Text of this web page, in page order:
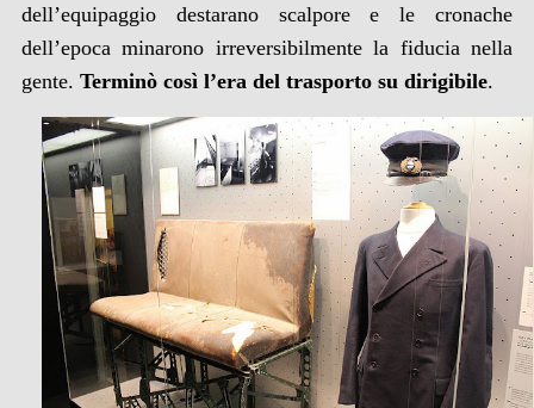
dell’equipaggio destarano scalpore e le cronache
dell’epoca minarono irreversibilmente la fiducia nella
gente. Terminò così l’era del trasporto su dirigibile.